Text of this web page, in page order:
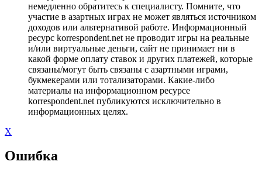
немедленно обратитесь к специалисту. Помните, что
участие в азартных играх не может являться источником
доходов или альтернативой работе. Информационный
ресурс korrespondent.net не проводит игры на реальные
и/или виртуальные деньги, сайт не принимает ни в
какой форме оплату ставок и других платежей, которые
связаны/могут быть связаны с азартными играми,
букмекерами или тотализаторами. Какие-либо
материалы на информационном ресурсе
korrespondent.net публикуются исключительно в
информационных целях.
X
Ошибка